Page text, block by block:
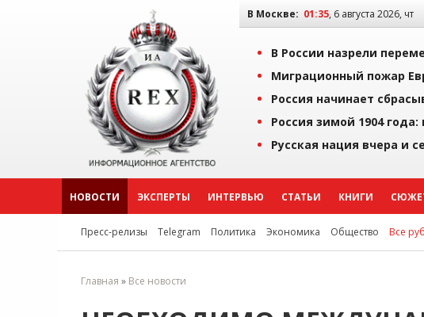
В Москве: 01:35, 6 августа 2026, чт
В России назрели
Миграционный пожар
Россия начинает
Россия зимой 1904
Русская нация вчера и
НОВОСТИ ЭКСПЕРТЫ ИНТЕРВЬЮ СТАТЬИ КНИГИ
Пресс-релизы Telegram Политика Экономика Общество Все
Главная » Все новости